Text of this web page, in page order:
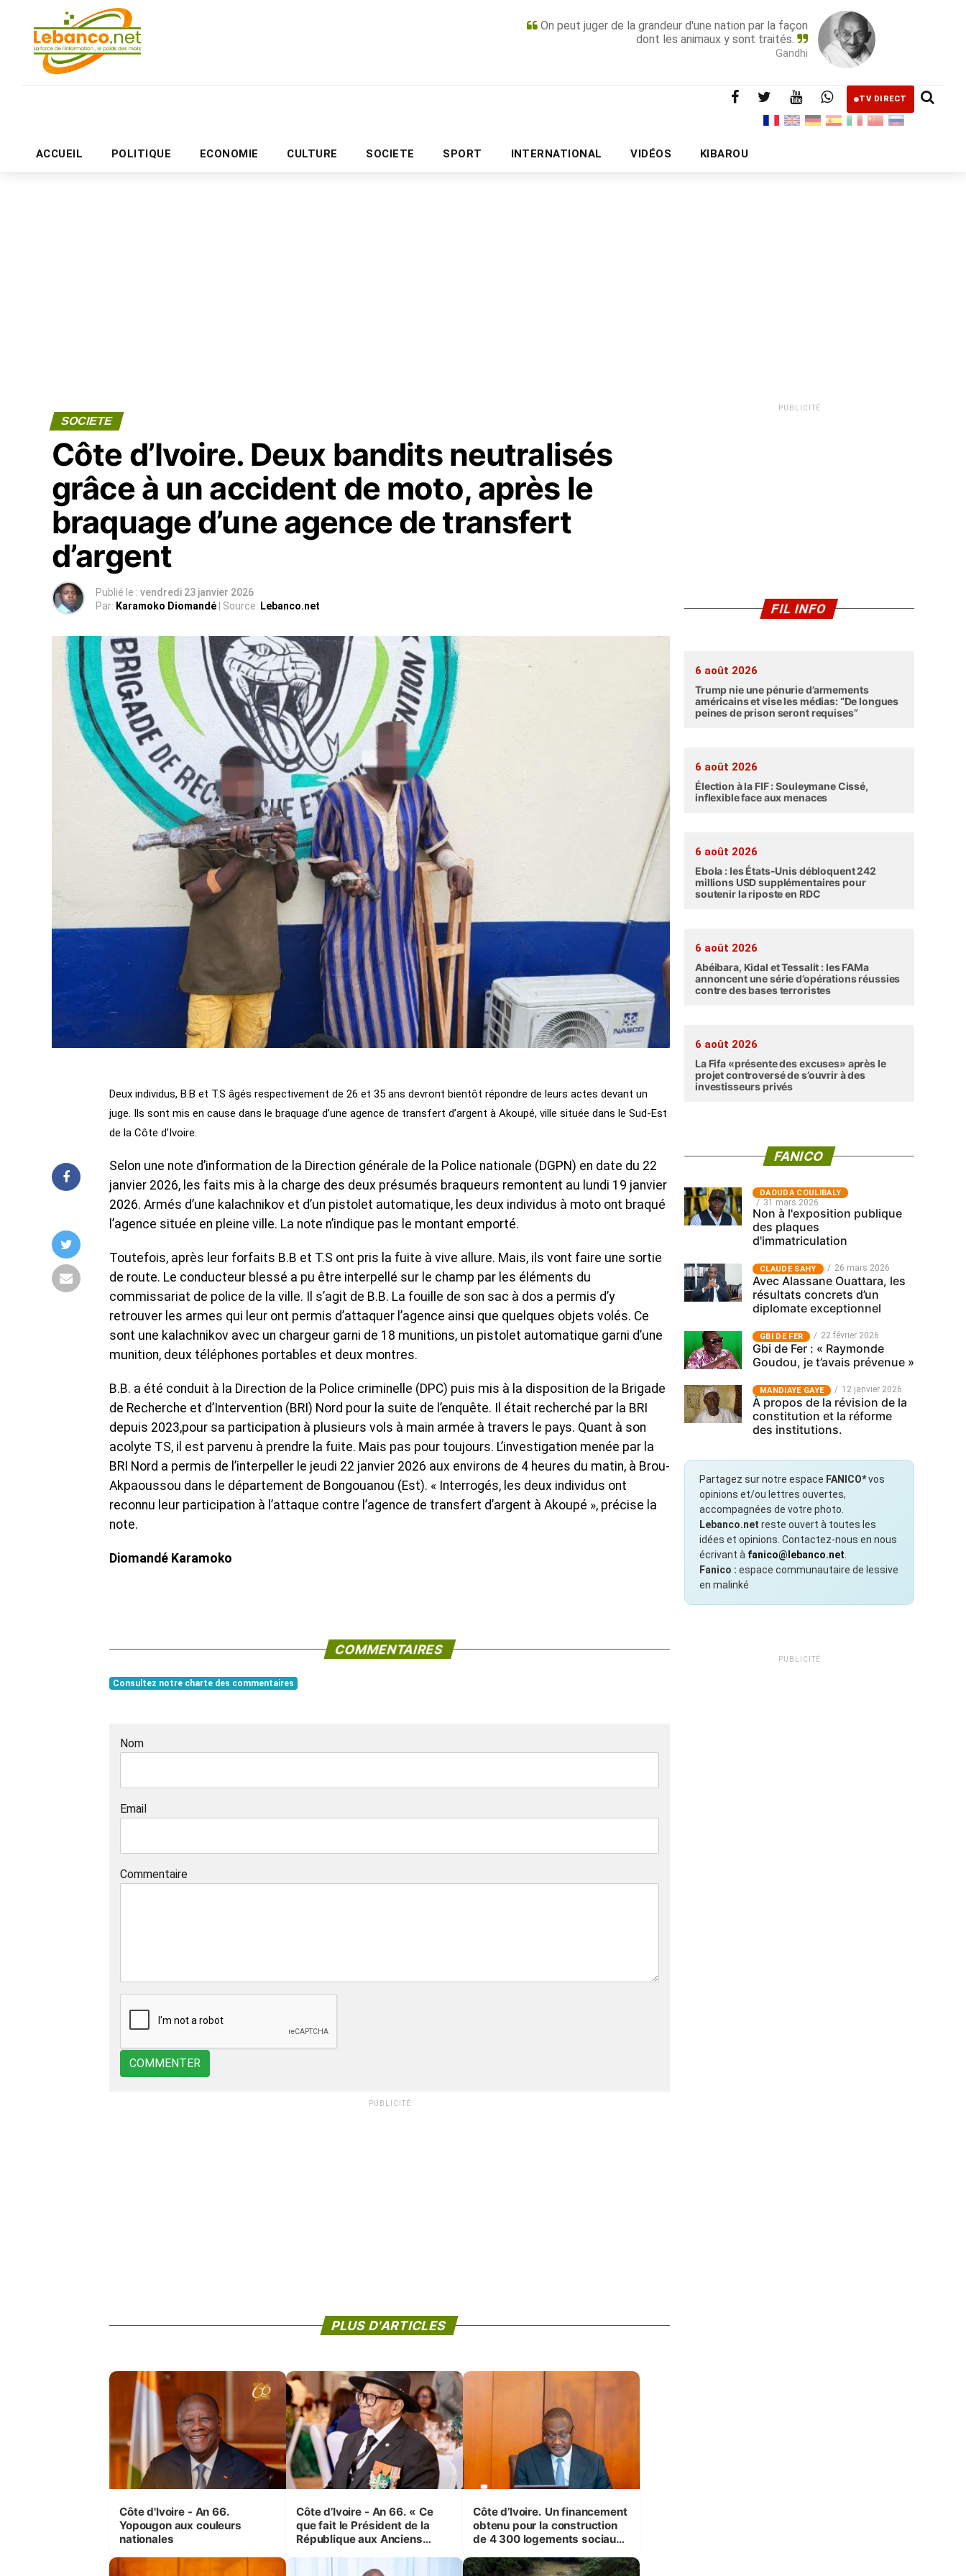
On peut juger de la grandeur d'une nation par la façon
dont les animaux y sont traités.
Gandhi
TV DIRECT
ACCUEIL POLITIQUE ECONOMIE CULTURE SOCIETE SPORT INTERNATIONAL VIDÉOS KIBAROU
PUBLICITÉ
SOCIETE
Côte d’Ivoire. Deux bandits neutralisés
grâce à un accident de moto, après le
braquage d’une agence de transfert
d’argent
Publié le : vendredi 23 janvier 2026
Par: Karamoko Diomandé | Source: Lebanco.net
Deux individus, B.B et T.S âgés respectivement de 26 et 35 ans devront bientôt répondre de leurs actes devant un
juge. Ils sont mis en cause dans le braquage d’une agence de transfert d’argent à Akoupé, ville située dans le Sud-Est
de la Côte d’Ivoire.
Selon une note d’information de la Direction générale de la Police nationale (DGPN) en date du 22
janvier 2026, les faits mis à la charge des deux présumés braqueurs remontent au lundi 19 janvier
2026. Armés d’une kalachnikov et d’un pistolet automatique, les deux individus à moto ont braqué
l’agence située en pleine ville. La note n’indique pas le montant emporté.
Toutefois, après leur forfaits B.B et T.S ont pris la fuite à vive allure. Mais, ils vont faire une sortie
de route. Le conducteur blessé a pu être interpellé sur le champ par les éléments du
commissariat de police de la ville. Il s’agit de B.B. La fouille de son sac à dos a permis d’y
retrouver les armes qui leur ont permis d’attaquer l’agence ainsi que quelques objets volés. Ce
sont une kalachnikov avec un chargeur garni de 18 munitions, un pistolet automatique garni d’une
munition, deux téléphones portables et deux montres.
B.B. a été conduit à la Direction de la Police criminelle (DPC) puis mis à la disposition de la Brigade
de Recherche et d’Intervention (BRI) Nord pour la suite de l’enquête. Il était recherché par la BRI
depuis 2023,pour sa participation à plusieurs vols à main armée à travers le pays. Quant à son
acolyte TS, il est parvenu à prendre la fuite. Mais pas pour toujours. L’investigation menée par la
BRI Nord a permis de l’interpeller le jeudi 22 janvier 2026 aux environs de 4 heures du matin, à Brou-
Akpaoussou dans le département de Bongouanou (Est). « Interrogés, les deux individus ont
reconnu leur participation à l’attaque contre l’agence de transfert d’argent à Akoupé », précise la
note.
Diomandé Karamoko
COMMENTAIRES
Consultez notre charte des commentaires
Nom
Email
Commentaire
COMMENTER
PUBLICITÉ
PLUS D'ARTICLES
Côte d'Ivoire - An 66.
Yopougon aux couleurs
nationales
Côte d’Ivoire - An 66. « Ce
que fait le Président de la
République aux Anciens
(Cne Yassoungo Koné ®)
Côte d’Ivoire. Un financement
obtenu pour la construction
de 4 300 logements sociaux
Bouaké et Yamoussoukro
PUBLICITÉ
FIL INFO
6 août 2026
Trump nie une pénurie d’armements
américains et vise les médias: “De longues
peines de prison seront requises”
6 août 2026
Élection à la FIF : Souleymane Cissé,
inflexible face aux menaces
6 août 2026
Ebola : les États-Unis débloquent 242
millions USD supplémentaires pour
soutenir la riposte en RDC
6 août 2026
Abéibara, Kidal et Tessalit : les FAMa
annoncent une série d’opérations réussies
contre des bases terroristes
6 août 2026
La Fifa «présente des excuses» après le
projet controversé de s’ouvrir à des
investisseurs privés
FANICO
‎DAOUDA COULIBALY
31 mars 2026
Non à l'exposition publique
des plaques
d'immatriculation
CLAUDE SAHY 26 mars 2026
Avec Alassane Ouattara, les
résultats concrets d’un
diplomate exceptionnel
GBI DE FER 22 février 2026
Gbi de Fer : « Raymonde
Goudou, je t’avais prévenue »
MANDIAYE GAYE 12 janvier 2026
À propos de la révision de la
constitution et la réforme
des institutions.
Partagez sur notre espace FANICO*vos
opinions et/ou lettres ouvertes,
accompagnées de votre photo.
Lebanco.net reste ouvert à toutes les
idées et opinions. Contactez-nous en nous
écrivant à fanico@lebanco.net
Fanico : espace communautaire de lessive
en malinké
PUBLICITÉ